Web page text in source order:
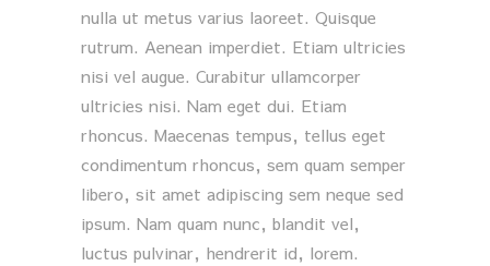
nulla ut metus varius laoreet. Quisque
rutrum. Aenean imperdiet. Etiam ultricies
nisi vel augue. Curabitur ullamcorper
ultricies nisi. Nam eget dui. Etiam
rhoncus. Maecenas tempus, tellus eget
condimentum rhoncus, sem quam semper
libero, sit amet adipiscing sem neque sed
ipsum. Nam quam nunc, blandit vel,
luctus pulvinar, hendrerit id, lorem.